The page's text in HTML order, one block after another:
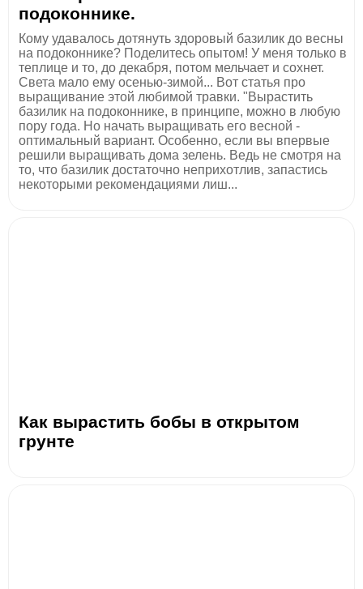
подоконнике.
Кому удавалось дотянуть здоровый базилик до весны
на подоконнике? Поделитесь опытом! У меня только в
теплице и то, до декабря, потом мельчает и сохнет.
Света мало ему осенью-зимой... Вот статья про
выращивание этой любимой травки. "Вырастить
базилик на подоконнике, в принципе, можно в любую
пору года. Но начать выращивать его весной -
оптимальный вариант. Особенно, если вы впервые
решили выращивать дома зелень. Ведь не смотря на
то, что базилик достаточно неприхотлив, запастись
некоторыми рекомендациями лиш...
Как вырастить бобы в открытом
грунте